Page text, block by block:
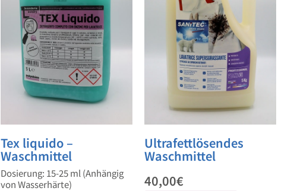
Tex liquido –
Waschmittel
Dosierung: 15-25 ml (Anhängig
von Wasserhärte)
Ultrafettlösendes
Waschmittel
40,00€